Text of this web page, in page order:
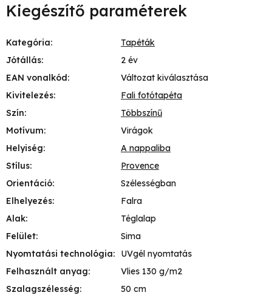
Kiegészítő paraméterek
Kategória:
Tapéták
Jótállás:
2 év
EAN vonalkód:
Változat kiválasztása
Kivitelezés:
Fali fotótapéta
Szín:
Többszínű
Motívum:
Virágok
Helyiség:
A nappaliba
Stílus:
Provence
Orientáció:
Szélességban
Elhelyezés:
Falra
Alak:
Téglalap
Felület:
Sima
Nyomtatási technológia:
UVgél nyomtatás
Felhasznált anyag:
Vlies 130 g/m2
Szalagszélesség:
50 cm